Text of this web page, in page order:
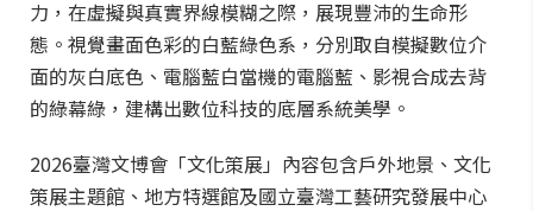
力，在虛擬與真實界線模糊之際，展現豐沛的生命形
態。視覺畫面色彩的白藍綠色系，分別取自模擬數位介
面的灰白底色、電腦藍白當機的電腦藍、影視合成去背
的綠幕綠，建構出數位科技的底層系統美學。
2026臺灣文博會「文化策展」內容包含戶外地景、文化
策展主題館、地方特選館及國立臺灣工藝研究發展中心